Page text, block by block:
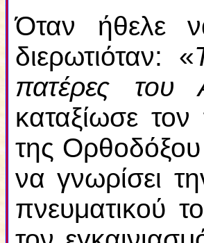
Όταν ήθελε
διερωτιόταν: «
πατέρες του
καταξίωσε
της
να γνωρίσει
πνευματικού